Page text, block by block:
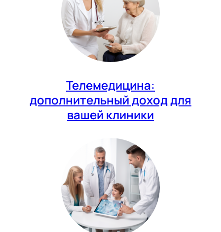
Телемедицина:
дополнительный доход для
вашей клиники